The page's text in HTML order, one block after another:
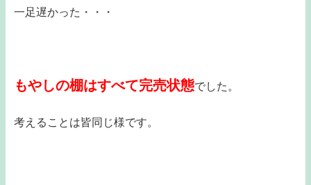
一足遅かった・・・
もやしの棚はすべて完売状態でした。
考えることは皆同じ様です。